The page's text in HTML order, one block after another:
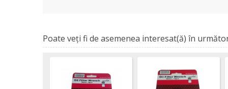
Poate veţi fi de asemenea interesat(ă) în